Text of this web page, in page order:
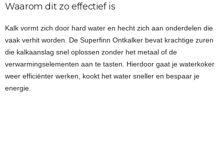
Waarom dit zo effectief is
Kalk vormt zich door hard water en hecht zich aan onderdelen die
vaak verhit worden. De Superfinn Ontkalker bevat krachtige zuren
die kalkaanslag snel oplossen zonder het metaal of de
verwarmingselementen aan te tasten. Hierdoor gaat je waterkoker
weer efficiënter werken, kookt het water sneller en bespaar je
energie.